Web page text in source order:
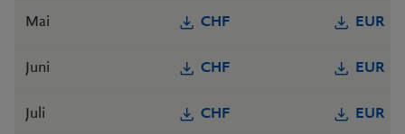
Mai CHF EUR
Juni CHF EUR
Juli CHF EUR